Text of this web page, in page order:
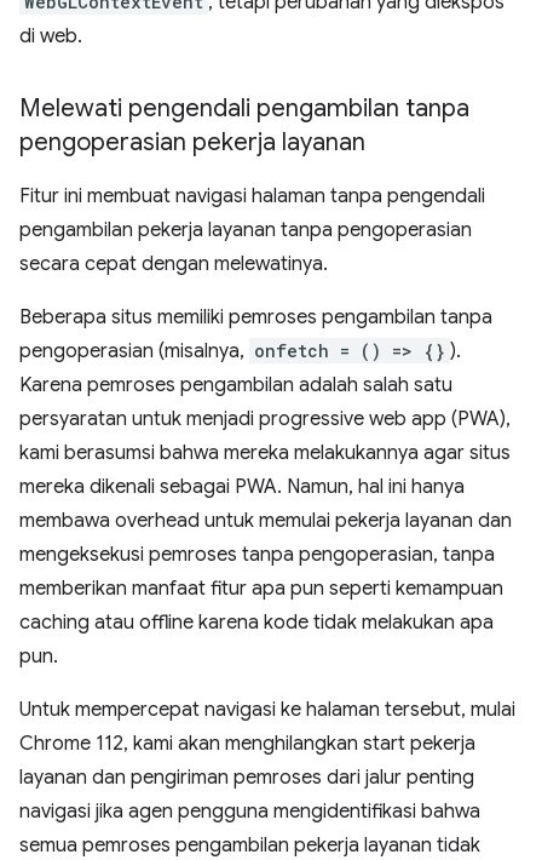
di web.
Melewati pengendali pengambilan tanpa
pengoperasian pekerja layanan
Fitur ini membuat navigasi halaman tanpa pengendali
pengambilan pekerja layanan tanpa pengoperasian
secara cepat dengan melewatinya.
Beberapa situs memiliki pemroses pengambilan tanpa
pengoperasian (misalnya, onfetch = () => {} ).
Karena pemroses pengambilan adalah salah satu
persyaratan untuk menjadi progressive web app (PWA),
kami berasumsi bahwa mereka melakukannya agar situs
mereka dikenali sebagai PWA. Namun, hal ini hanya
membawa overhead untuk memulai pekerja layanan dan
mengeksekusi pemroses tanpa pengoperasian, tanpa
memberikan manfaat fitur apa pun seperti kemampuan
caching atau offline karena kode tidak melakukan apa
pun.
Untuk mempercepat navigasi ke halaman tersebut, mulai
Chrome 112, kami akan menghilangkan start pekerja
layanan dan pengiriman pemroses dari jalur penting
navigasi jika agen pengguna mengidentifikasi bahwa
semua pemroses pengambilan pekerja layanan tidak